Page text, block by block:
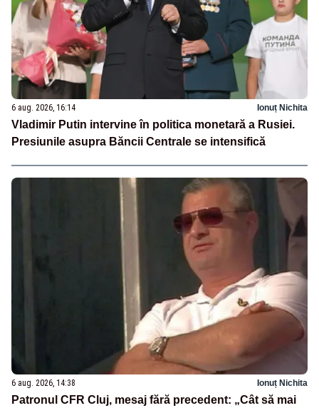
6 aug. 2026, 16:14 Ionuț Nichita
Vladimir Putin intervine în politica monetară a Rusiei.
Presiunile asupra Băncii Centrale se intensifică
6 aug. 2026, 14:38 Ionuț Nichita
Patronul CFR Cluj, mesaj fără precedent: „Cât să mai